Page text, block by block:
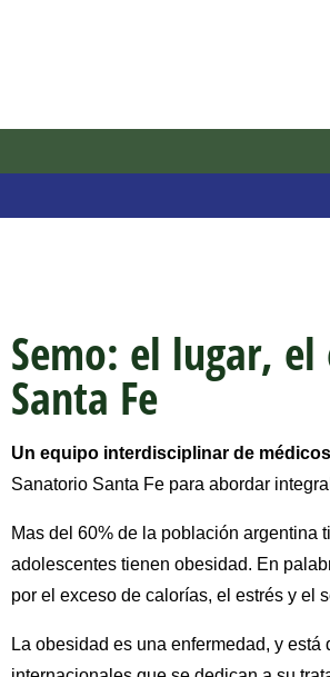
Semo: el lugar,
Santa Fe
Un equipo interdisciplinar de
Sanatorio Santa Fe para abordar
Mas del 60% de la población argentina
adolescentes tienen obesidad. En
por el exceso de calorías, el estrés y el
La obesidad es una enfermedad, y